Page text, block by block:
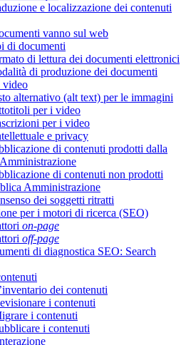
e localizzazione dei contenuti
vanno sul web
di documenti
di lettura dei documenti elettronici
di produzione dei documenti
video
alternativo (alt text) per le immagini
per i video
per i video
e privacy
di contenuti prodotti dalla
di contenuti non prodotti
Amministrazione
dei soggetti ritratti
per i motori di ricerca (SEO)
on-page
off-page
di diagnostica SEO: Search
dei contenuti
i contenuti
i contenuti
i contenuti